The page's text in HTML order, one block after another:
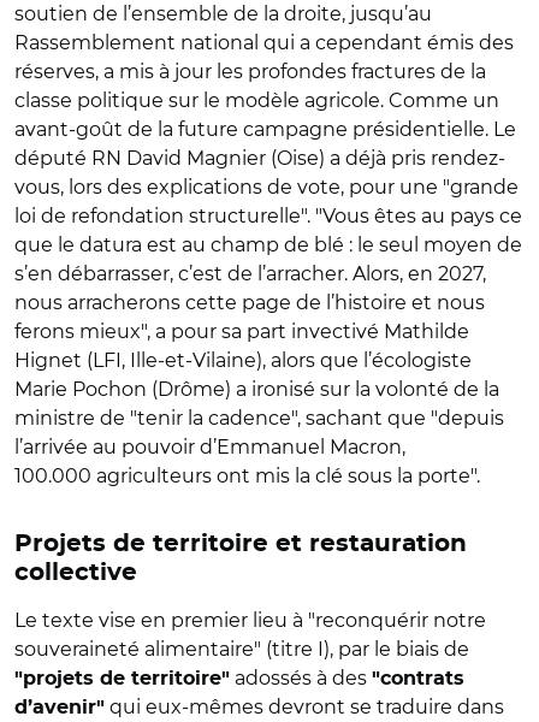
soutien de l’ensemble de la droite, jusqu’au
Rassemblement national qui a cependant émis des
réserves, a mis à jour les profondes fractures de la
classe politique sur le modèle agricole. Comme un
avant-goût de la future campagne présidentielle. Le
député RN David Magnier (Oise) a déjà pris rendez-
vous, lors des explications de vote, pour une "grande
loi de refondation structurelle". "Vous êtes au pays ce
que le datura est au champ de blé : le seul moyen de
s’en débarrasser, c’est de l’arracher. Alors, en 2027,
nous arracherons cette page de l’histoire et nous
ferons mieux", a pour sa part invectivé Mathilde
Hignet (LFI, Ille-et-Vilaine), alors que l’écologiste
Marie Pochon (Drôme) a ironisé sur la volonté de la
ministre de "tenir la cadence", sachant que "depuis
l’arrivée au pouvoir d’Emmanuel Macron,
100.000 agriculteurs ont mis la clé sous la porte".
Projets de territoire et restauration
collective
Le texte vise en premier lieu à "reconquérir notre
souveraineté alimentaire" (titre I), par le biais de
"projets de territoire" adossés à des "contrats
d’avenir" qui eux-mêmes devront se traduire dans